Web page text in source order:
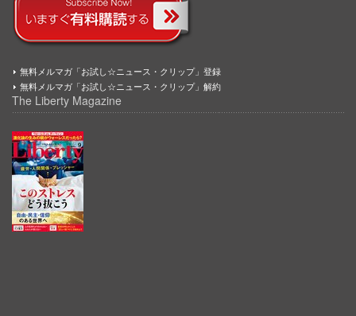
無料メルマガ「お試し☆ニュース・クリップ」登録
無料メルマガ「お試し☆ニュース・クリップ」解約
The Liberty Magazine